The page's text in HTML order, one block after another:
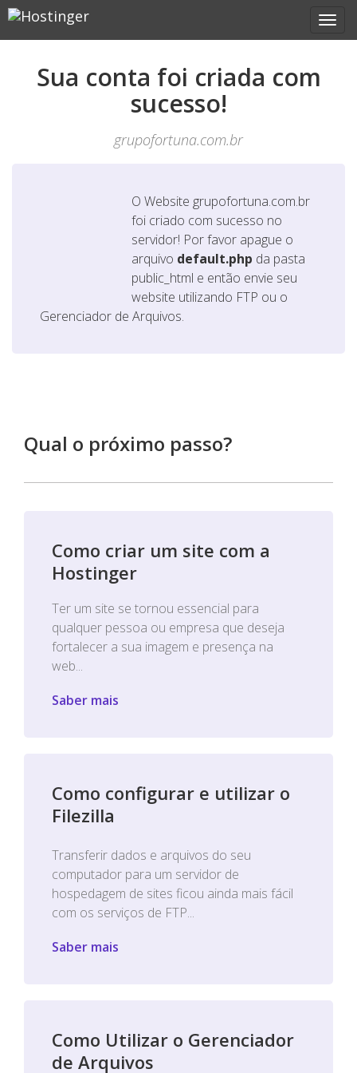
Sua conta foi criada com
sucesso!
grupofortuna.com.br
O Website grupofortuna.com.br
foi criado com sucesso no
servidor! Por favor apague o
arquivo default.php da pasta
public_html e então envie seu
website utilizando FTP ou o
Gerenciador de Arquivos.
Qual o próximo passo?
Como criar um site com a
Hostinger
Ter um site se tornou essencial para
qualquer pessoa ou empresa que deseja
fortalecer a sua imagem e presença na
web...
Saber mais
Como configurar e utilizar o
Filezilla
Transferir dados e arquivos do seu
computador para um servidor de
hospedagem de sites ficou ainda mais fácil
com os serviços de FTP...
Saber mais
Como Utilizar o Gerenciador
de Arquivos